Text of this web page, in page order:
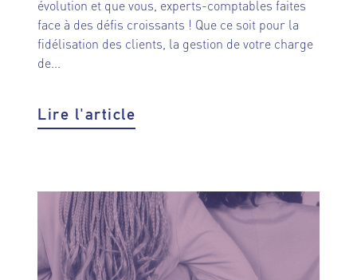
évolution et que vous, experts-comptables faites
face à des défis croissants ! Que ce soit pour la
fidélisation des clients, la gestion de votre charge
de...
Lire l'article